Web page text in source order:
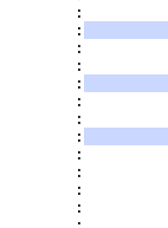
:
:
:
:
:
:
:
:
:
:
:
: